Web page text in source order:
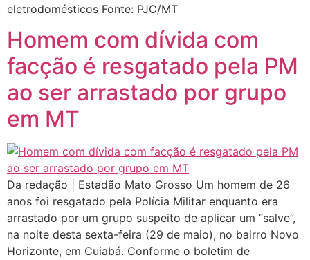
eletrodomésticos Fonte: PJC/MT
Homem com dívida com
facção é resgatado pela PM
ao ser arrastado por grupo
em MT
Da redação | Estadão Mato Grosso Um homem de 26
anos foi resgatado pela Polícia Militar enquanto era
arrastado por um grupo suspeito de aplicar um “salve”,
na noite desta sexta-feira (29 de maio), no bairro Novo
Horizonte, em Cuiabá. Conforme o boletim de